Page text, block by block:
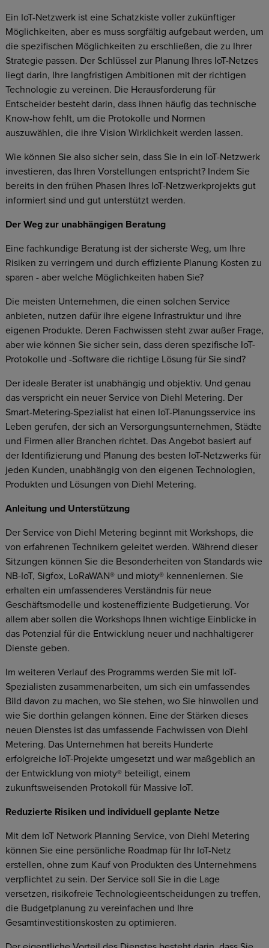
Ein IoT-Netzwerk ist eine Schatzkiste voller zukünftiger
Möglichkeiten, aber es muss sorgfältig aufgebaut werden, um
die spezifischen Möglichkeiten zu erschließen, die zu Ihrer
Strategie passen. Der Schlüssel zur Planung Ihres IoT-Netzes
liegt darin, Ihre langfristigen Ambitionen mit der richtigen
Technologie zu vereinen. Die Herausforderung für
Entscheider besteht darin, dass ihnen häufig das technische
Know-how fehlt, um die Protokolle und Normen
auszuwählen, die ihre Vision Wirklichkeit werden lassen.
Wie können Sie also sicher sein, dass Sie in ein IoT-Netzwerk
investieren, das Ihren Vorstellungen entspricht? Indem Sie
bereits in den frühen Phasen Ihres IoT-Netzwerkprojekts gut
informiert sind und gut unterstützt werden.
Der Weg zur unabhängigen Beratung
Eine fachkundige Beratung ist der sicherste Weg, um Ihre
Risiken zu verringern und durch effiziente Planung Kosten zu
sparen - aber welche Möglichkeiten haben Sie?
Die meisten Unternehmen, die einen solchen Service
anbieten, nutzen dafür ihre eigene Infrastruktur und ihre
eigenen Produkte. Deren Fachwissen steht zwar außer Frage,
aber wie können Sie sicher sein, dass deren spezifische IoT-
Protokolle und -Software die richtige Lösung für Sie sind?
Der ideale Berater ist unabhängig und objektiv. Und genau
das verspricht ein neuer Service von Diehl Metering. Der
Smart-Metering-Spezialist hat einen IoT-Planungsservice ins
Leben gerufen, der sich an Versorgungsunternehmen, Städte
und Firmen aller Branchen richtet. Das Angebot basiert auf
der Identifizierung und Planung des besten IoT-Netzwerks für
jeden Kunden, unabhängig von den eigenen Technologien,
Produkten und Lösungen von Diehl Metering.
Anleitung und Unterstützung
Der Service von Diehl Metering beginnt mit Workshops, die
von erfahrenen Technikern geleitet werden. Während dieser
Sitzungen können Sie die Besonderheiten von Standards wie
NB-IoT, Sigfox, LoRaWAN® und mioty® kennenlernen. Sie
erhalten ein umfassenderes Verständnis für neue
Geschäftsmodelle und kosteneffiziente Budgetierung. Vor
allem aber sollen die Workshops Ihnen wichtige Einblicke in
das Potenzial für die Entwicklung neuer und nachhaltigerer
Dienste geben.
Im weiteren Verlauf des Programms werden Sie mit IoT-
Spezialisten zusammenarbeiten, um sich ein umfassendes
Bild davon zu machen, wo Sie stehen, wo Sie hinwollen und
wie Sie dorthin gelangen können. Eine der Stärken dieses
neuen Dienstes ist das umfassende Fachwissen von Diehl
Metering. Das Unternehmen hat bereits Hunderte
erfolgreiche IoT-Projekte umgesetzt und war maßgeblich an
der Entwicklung von mioty® beteiligt, einem
zukunftsweisenden Protokoll für Massive IoT.
Reduzierte Risiken und individuell geplante Netze
Mit dem IoT Network Planning Service, von Diehl Metering
können Sie eine persönliche Roadmap für Ihr IoT-Netz
erstellen, ohne zum Kauf von Produkten des Unternehmens
verpflichtet zu sein. Der Service soll Sie in die Lage
versetzen, risikofreie Technologieentscheidungen zu treffen,
die Budgetplanung zu vereinfachen und Ihre
Gesamtinvestitionskosten zu optimieren.